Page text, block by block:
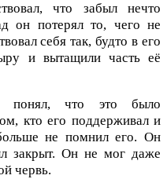
что забыл нечто
он потерял то, чего не
себя так, будто в его
и вытащили часть её
что это было
кто его поддерживал и
не помнил его. Он
закрыт. Он не мог даже
червь.